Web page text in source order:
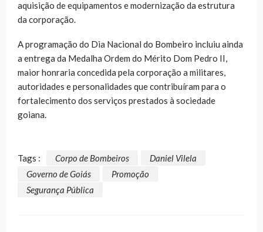
aquisição de equipamentos e modernização da estrutura
da corporação.
A programação do Dia Nacional do Bombeiro incluiu ainda
a entrega da Medalha Ordem do Mérito Dom Pedro II,
maior honraria concedida pela corporação a militares,
autoridades e personalidades que contribuíram para o
fortalecimento dos serviços prestados à sociedade
goiana.
Tags : Corpo de Bombeiros
Daniel Vilela
Governo de Goiás
Promoção
Segurança Pública